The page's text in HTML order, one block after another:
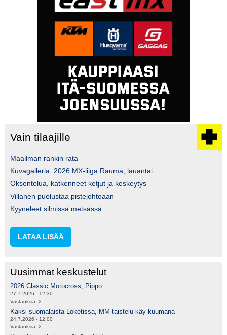
Vain tilaajille
Maailman rankin rata
Kuvagalleria: 2026 MX-liiga Rauma, lauantai
Oksentelua, katkenneet ketjut ja keskeytys
Villanen puolustaa pistejohtoaan
Kyyneleet silmissä metsässä
LATAA LISÄÄ
Uusimmat keskustelut
2026 Classic Motocross, Pippo
27.7.2026 - 12:30
Vastauksia: 2
Kaksi suomalaista Loketissa, MM-taistelu käy kuumana
24.7.2026 - 12:00
Vastauksia: 2